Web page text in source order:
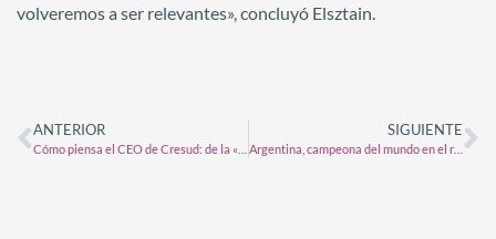
volveremos a ser relevantes», concluyó Elsztain.
ANTERIOR SIGUIENTE
Argentina, campeona del mundo en el ranking de los países que menos nutrientes repone al suelo